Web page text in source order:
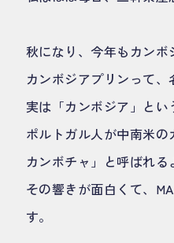
秋になり、今年もカンボ
カンボジアプリンって、
実は「カンボジア」とい
ポルトガル人が中南米
カンボチャ」と呼ばれる
その響きが面白くて、
す。